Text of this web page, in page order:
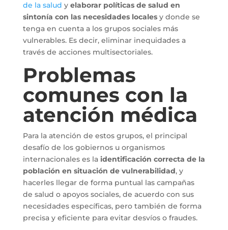
de la salud y elaborar políticas de salud en
sintonía con las necesidades localesy donde se
tenga en cuenta a los grupos sociales más
vulnerables. Es decir, eliminar inequidades a
través de acciones multisectoriales.
Problemas
comunes con la
atención médica
Para la atención de estos grupos, el principal
desafío de los gobiernos u organismos
internacionales es la identificación correcta de la
población en situación de vulnerabilidad, y
hacerles llegar de forma puntual las campañas
de salud o apoyos sociales, de acuerdo con sus
necesidades específicas, pero también de forma
precisa y eficiente para evitar desvíos o fraudes.